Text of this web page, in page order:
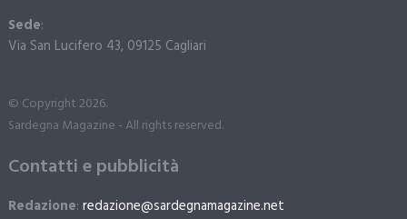
Sede:
Via San Lucifero 43, 09125 Cagliari
© Copyright 2026.
Sardegna Magazine - All rights reserved.
Contatti e pubblicità
Redazione: redazione@sardegnamagazine.net